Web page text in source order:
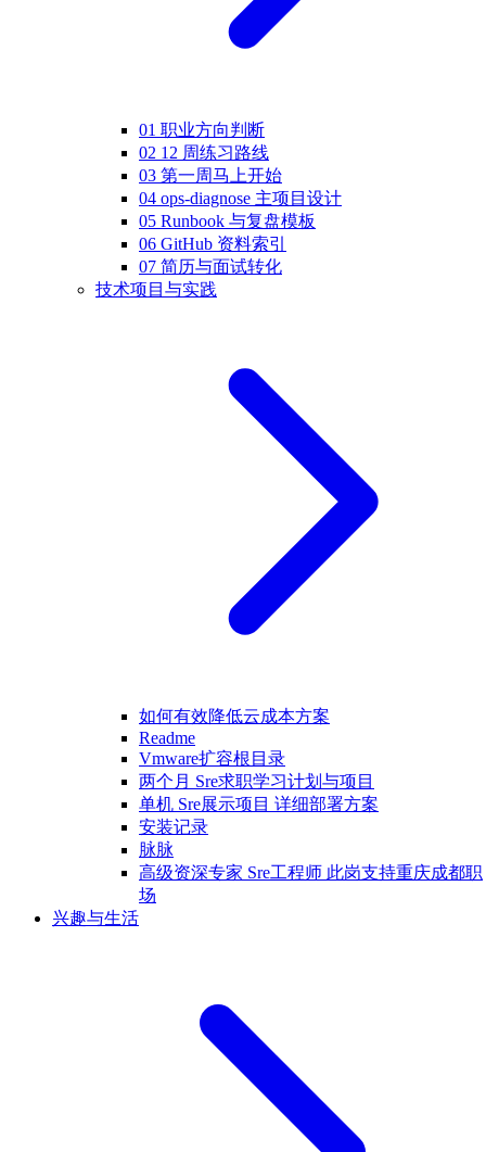
01 职业方向判断
02 12 周练习路线
03 第一周马上开始
04 ops-diagnose 主项目设计
05 Runbook 与复盘模板
06 GitHub 资料索引
07 简历与面试转化
技术项目与实践
如何有效降低云成本方案
Readme
Vmware扩容根目录
两个月 Sre求职学习计划与项目
单机 Sre展示项目 详细部署方案
安装记录
脉脉
高级资深专家 Sre工程师 此岗支持重庆成都职
场
兴趣与生活